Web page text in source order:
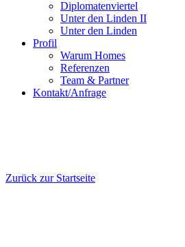
Diplomatenviertel
Unter den Linden II
Unter den Linden
Profil
Warum Homes
Referenzen
Team & Partner
Kontakt/Anfrage
Zurück zur Startseite